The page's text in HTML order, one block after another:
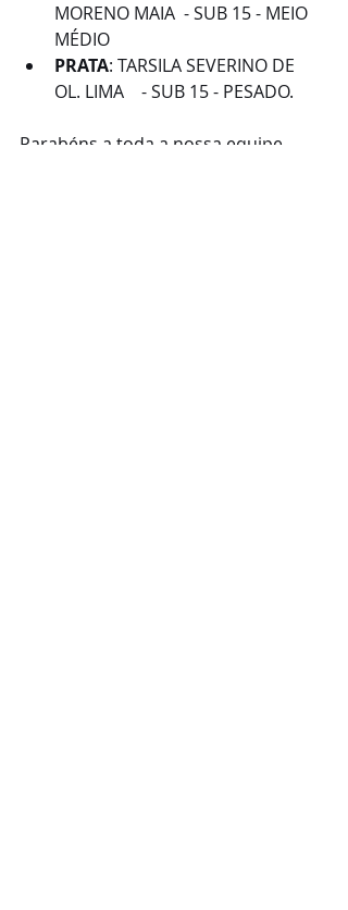
MORENO MAIA  - SUB 15 - MEIO
MÉDIO
PRATA: TARSILA SEVERINO DE
OL. LIMA    - SUB 15 - PESADO.
Parabéns a toda a nossa equipe,